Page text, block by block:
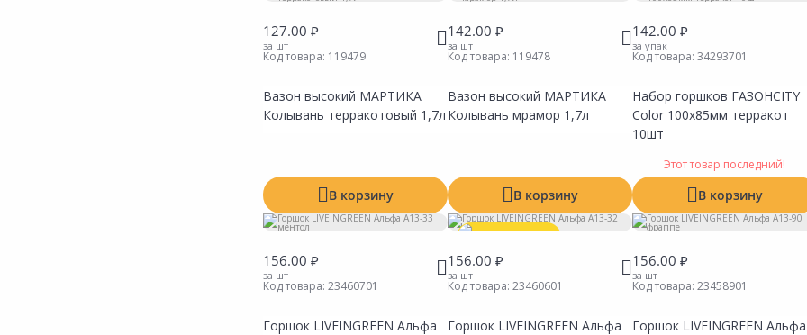
127.00 ₽
за шт
Код товара: 119479
Вазон высокий МАРТИКА
Колывань терракотовый 1,7л
В корзину
142.00 ₽
за шт
Код товара: 119478
Вазон высокий МАРТИКА
Колывань мрамор 1,7л
В корзину
142.00 ₽
за упак
Код товара: 34293701
Набор горшков ГАЗОНCITY
Color 100х85мм терракот
10шт
Этот товар последний!
В корзину
156.00 ₽
за шт
Код товара: 23460701
Горшок LIVEINGREEN Альфа
Выгодная цена
156.00 ₽
за шт
Код товара: 23460601
Горшок LIVEINGREEN Альфа
156.00 ₽
за шт
Код товара: 23458901
Горшок LIVEINGREEN Альфа